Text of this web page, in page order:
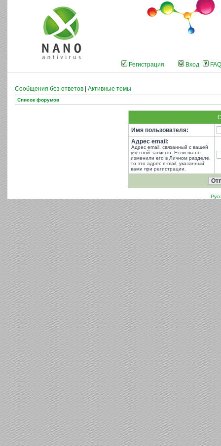
Регистрация Вход FAQ
Сообщения без ответов Активные темы
Список форумов
Имя пользователя:
Адрес email:
Адрес email, связанный с вашей
учётной записью. Если вы не
изменили его в Личном разделе,
то это адрес e-mail, указанный
вами при регистрации.